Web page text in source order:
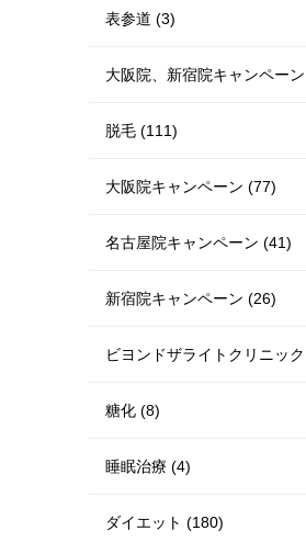
表参道 (3)
大阪院、新宿院キャンペー
脱毛 (111)
大阪院キャンペーン (77)
名古屋院キャンペーン (41)
新宿院キャンペーン (26)
ビヨンドザライトクリニッ
糖化 (8)
睡眠治療 (4)
ダイエット (180)